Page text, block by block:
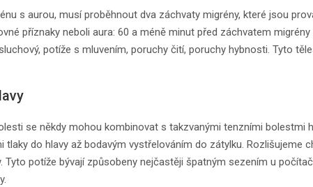
s aurou, musí proběhnout dva záchvaty migrény, které jsou
příznaky neboli aura: 60 a méně minut před záchvatem
potíže s mluvením, poruchy čití, poruchy hybnosti. Tyto
se někdy mohou kombinovat s takzvanými tenzními bolestmi
tlaky do hlavy až bodavým vystřelováním do zátylku. Rozlišujeme
Tyto potíže bývají způsobeny nejčastěji špatným sezením u